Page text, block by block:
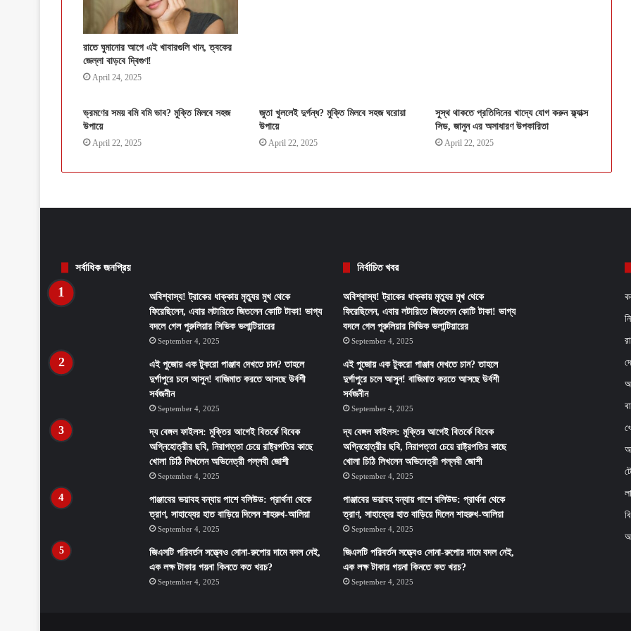
রাতে ঘুমানোর আগে এই খাবারগুলি খান, ত্বকের
জেল্লা বাড়বে দ্বিগুণ!
April 24, 2025
ভ্রমণের সময় বমি বমি ভাব? মুক্তি মিলবে সহজ
উপায়ে
April 22, 2025
জুতা খুললেই দুর্গন্ধ? মুক্তি মিলবে সহজ ঘরোয়া
উপায়ে
April 22, 2025
সুস্থ থাকতে প্রতিদিনের খাদ্যে যোগ করুন ফ্ল্যাক্স
সিড, জানুন এর অসাধারণ উপকারিতা
April 22, 2025
সর্বাধিক জনপ্রিয়
অবিশ্বাস্য! ট্রাকের ধাক্কায় মৃত্যুর মুখ থেকে
ফিরেছিলেন, এবার লটারিতে জিতলেন কোটি টাকা! ভাগ্য
বদলে গেল পুরুলিয়ার সিভিক ভলান্টিয়ারের
September 4, 2025
এই পুজোয় এক টুকরো পাঞ্জাব দেখতে চান? তাহলে
দুর্গাপুরে চলে আসুন! বাজিমাত করতে আসছে উর্বশী
সর্বজনীন
September 4, 2025
দ্য বেঙ্গল ফাইলস: মুক্তির আগেই বিতর্কে বিবেক
অগ্নিহোত্রীর ছবি, নিরাপত্তা চেয়ে রাষ্ট্রপতির কাছে
খোলা চিঠি লিখলেন অভিনেত্রী পল্লবী জোশী
September 4, 2025
পাঞ্জাবের ভয়াবহ বন্যায় পাশে বলিউড: প্রার্থনা থেকে
ত্রাণ, সাহায্যের হাত বাড়িয়ে দিলেন শাহরুখ-আলিয়া
September 4, 2025
জিএসটি পরিবর্তন সত্ত্বেও সোনা-রুপোর দামে বদল নেই,
এক লক্ষ টাকার গয়না কিনতে কত খরচ?
September 4, 2025
নির্বাচিত খবর
অবিশ্বাস্য! ট্রাকের ধাক্কায় মৃত্যুর মুখ থেকে
ফিরেছিলেন, এবার লটারিতে জিতলেন কোটি টাকা! ভাগ্য
বদলে গেল পুরুলিয়ার সিভিক ভলান্টিয়ারের
September 4, 2025
এই পুজোয় এক টুকরো পাঞ্জাব দেখতে চান? তাহলে
দুর্গাপুরে চলে আসুন! বাজিমাত করতে আসছে উর্বশী
সর্বজনীন
September 4, 2025
দ্য বেঙ্গল ফাইলস: মুক্তির আগেই বিতর্কে বিবেক
অগ্নিহোত্রীর ছবি, নিরাপত্তা চেয়ে রাষ্ট্রপতির কাছে
খোলা চিঠি লিখলেন অভিনেত্রী পল্লবী জোশী
September 4, 2025
পাঞ্জাবের ভয়াবহ বন্যায় পাশে বলিউড: প্রার্থনা থেকে
ত্রাণ, সাহায্যের হাত বাড়িয়ে দিলেন শাহরুখ-আলিয়া
September 4, 2025
জিএসটি পরিবর্তন সত্ত্বেও সোনা-রুপোর দামে বদল নেই,
এক লক্ষ টাকার গয়না কিনতে কত খরচ?
September 4, 2025